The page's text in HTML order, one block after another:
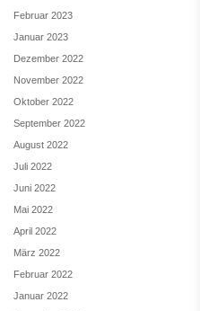
Februar 2023
Januar 2023
Dezember 2022
November 2022
Oktober 2022
September 2022
August 2022
Juli 2022
Juni 2022
Mai 2022
April 2022
März 2022
Februar 2022
Januar 2022